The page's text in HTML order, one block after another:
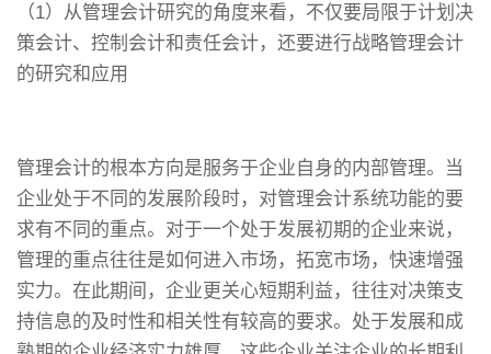
（1）从管理会计研究的角度来看，不仅要局限于计划决
策会计、控制会计和责任会计，还要进行战略管理会计
的研究和应用
管理会计的根本方向是服务于企业自身的内部管理。当
企业处于不同的发展阶段时，对管理会计系统功能的要
求有不同的重点。对于一个处于发展初期的企业来说，
管理的重点往往是如何进入市场，拓宽市场，快速增强
实力。在此期间，企业更关心短期利益，往往对决策支
持信息的及时性和相关性有较高的要求。处于发展和成